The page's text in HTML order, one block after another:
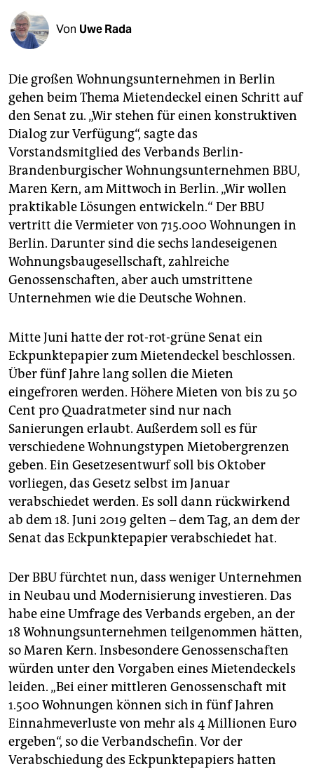
fragen & hilfe
abo
genossenschaft
epaper login
Von Uwe Rada
Die großen Wohnungsunternehmen in Berlin
gehen beim Thema Mietendeckel einen Schritt auf
den Senat zu. „Wir stehen für einen konstruktiven
Dialog zur Verfügung“, sagte das
Vorstandsmitglied des Verbands Berlin-
Brandenburgischer Wohnungsunternehmen BBU,
Maren Kern, am Mittwoch in Berlin. „Wir wollen
praktikable Lösungen entwickeln.“ Der BBU
vertritt die Vermieter von 715.000 Wohnungen in
Berlin. Darunter sind die sechs landeseigenen
Wohnungsbaugesellschaft, zahlreiche
Genossenschaften, aber auch umstrittene
Unternehmen wie die Deutsche Wohnen.
Mitte Juni hatte der rot-rot-grüne Senat ein
Eckpunktepapier zum Mietendeckel beschlossen.
Über fünf Jahre lang sollen die Mieten
eingefroren werden. Höhere Mieten von bis zu 50
Cent pro Quadratmeter sind nur nach
Sanierungen erlaubt. Außerdem soll es für
verschiedene Wohnungstypen Miet­obergrenzen
geben. Ein ­Gesetzesentwurf soll bis Oktober
vorliegen, das Gesetz selbst im Januar
verabschiedet werden. Es soll dann rückwirkend
ab dem 18. Juni 2019 gelten – dem Tag, an dem der
Senat das Eckpunktepapier verabschiedet hat.
Der BBU fürchtet nun, dass weniger Unternehmen
in Neubau und Modernisierung investieren. Das
habe eine Umfrage des Verbands ergeben, an der
18 Wohnungsunternehmen teilgenommen hätten,
so Maren Kern. Insbesondere Genossenschaften
würden unter den Vorgaben eines Mietendeckels
leiden. „Bei einer mittleren Genossenschaft mit
1.500 Wohnungen können sich in fünf Jahren
Einnahmeverluste von mehr als 4 Millionen Euro
ergeben“, so die Verbandschefin. Vor der
Verabschiedung des Eckpunktepapiers hatten